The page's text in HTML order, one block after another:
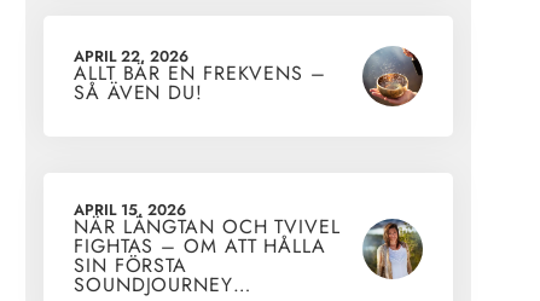
APRIL 22, 2026
ALLT BÄR EN FREKVENS –
SÅ ÄVEN DU!
APRIL 15, 2026
NÄR LÄNGTAN OCH TVIVEL
FIGHTAS – OM ATT HÅLLA
SIN FÖRSTA
SOUNDJOURNEY…